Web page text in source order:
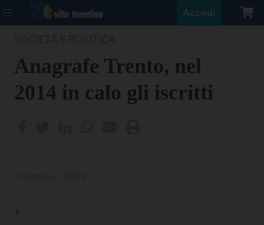
Accedi
Anagrafe Trento, nel
2014 in calo gli iscritti
>